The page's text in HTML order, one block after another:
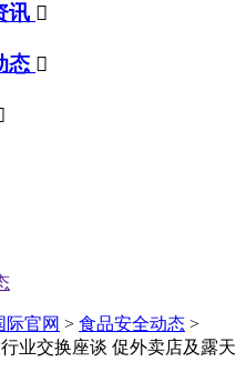
讯 
态 
际官网 > 食品安全动态 >
业交换座谈 促外卖店及露天